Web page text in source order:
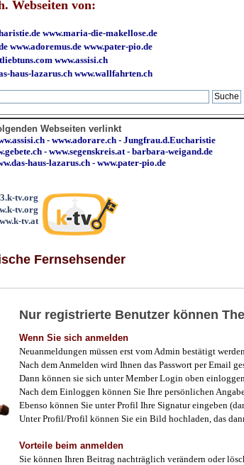
Webseiten von:
www.maria-die-makellose.de
www.adoremus.de www.pater-pio.de
www.assisi.ch
haus-lazarus.ch www.wallfahrten.ch
Webseiten verlinkt
-www.adorare.ch -Jungfrau.d.Eucharistie
-www.segenskreis.at-barbara-weigand.de
haus-lazarus.ch - www.pater-pio.de
tv.org
tv.org
tv.at
Fernsehsender
Nur registrierte Benutzer können
Wenn Sie sich anmelden
Neuanmeldungen müssen erst vom Admin bestätigt werden
Nach dem Anmelden wird Ihnen das Passwort per Email
Dann können sie sich unter Member Login oben einloggen.
Nach dem Einloggen können Sie Ihre persönlichen
Ebenso können Sie unter Profil Ihre Signatur eingeben
Unter Profil/Profil können Sie ein Bild hochladen, das
Vorteile beim anmelden
Sie können Ihren Beitrag nachträglich verändern oder